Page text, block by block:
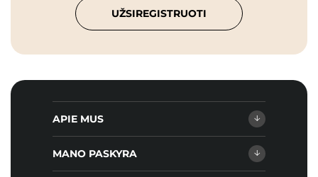
UŽSIREGISTRUOTI
APIE MUS
MANO PASKYRA